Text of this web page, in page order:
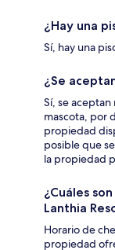
¿Hay una
Sí, hay una
¿Se
Sí, se
mascota, por
propiedad
posible que
la propiedad
¿Cuáles
Lanthia
Horario de
propiedad